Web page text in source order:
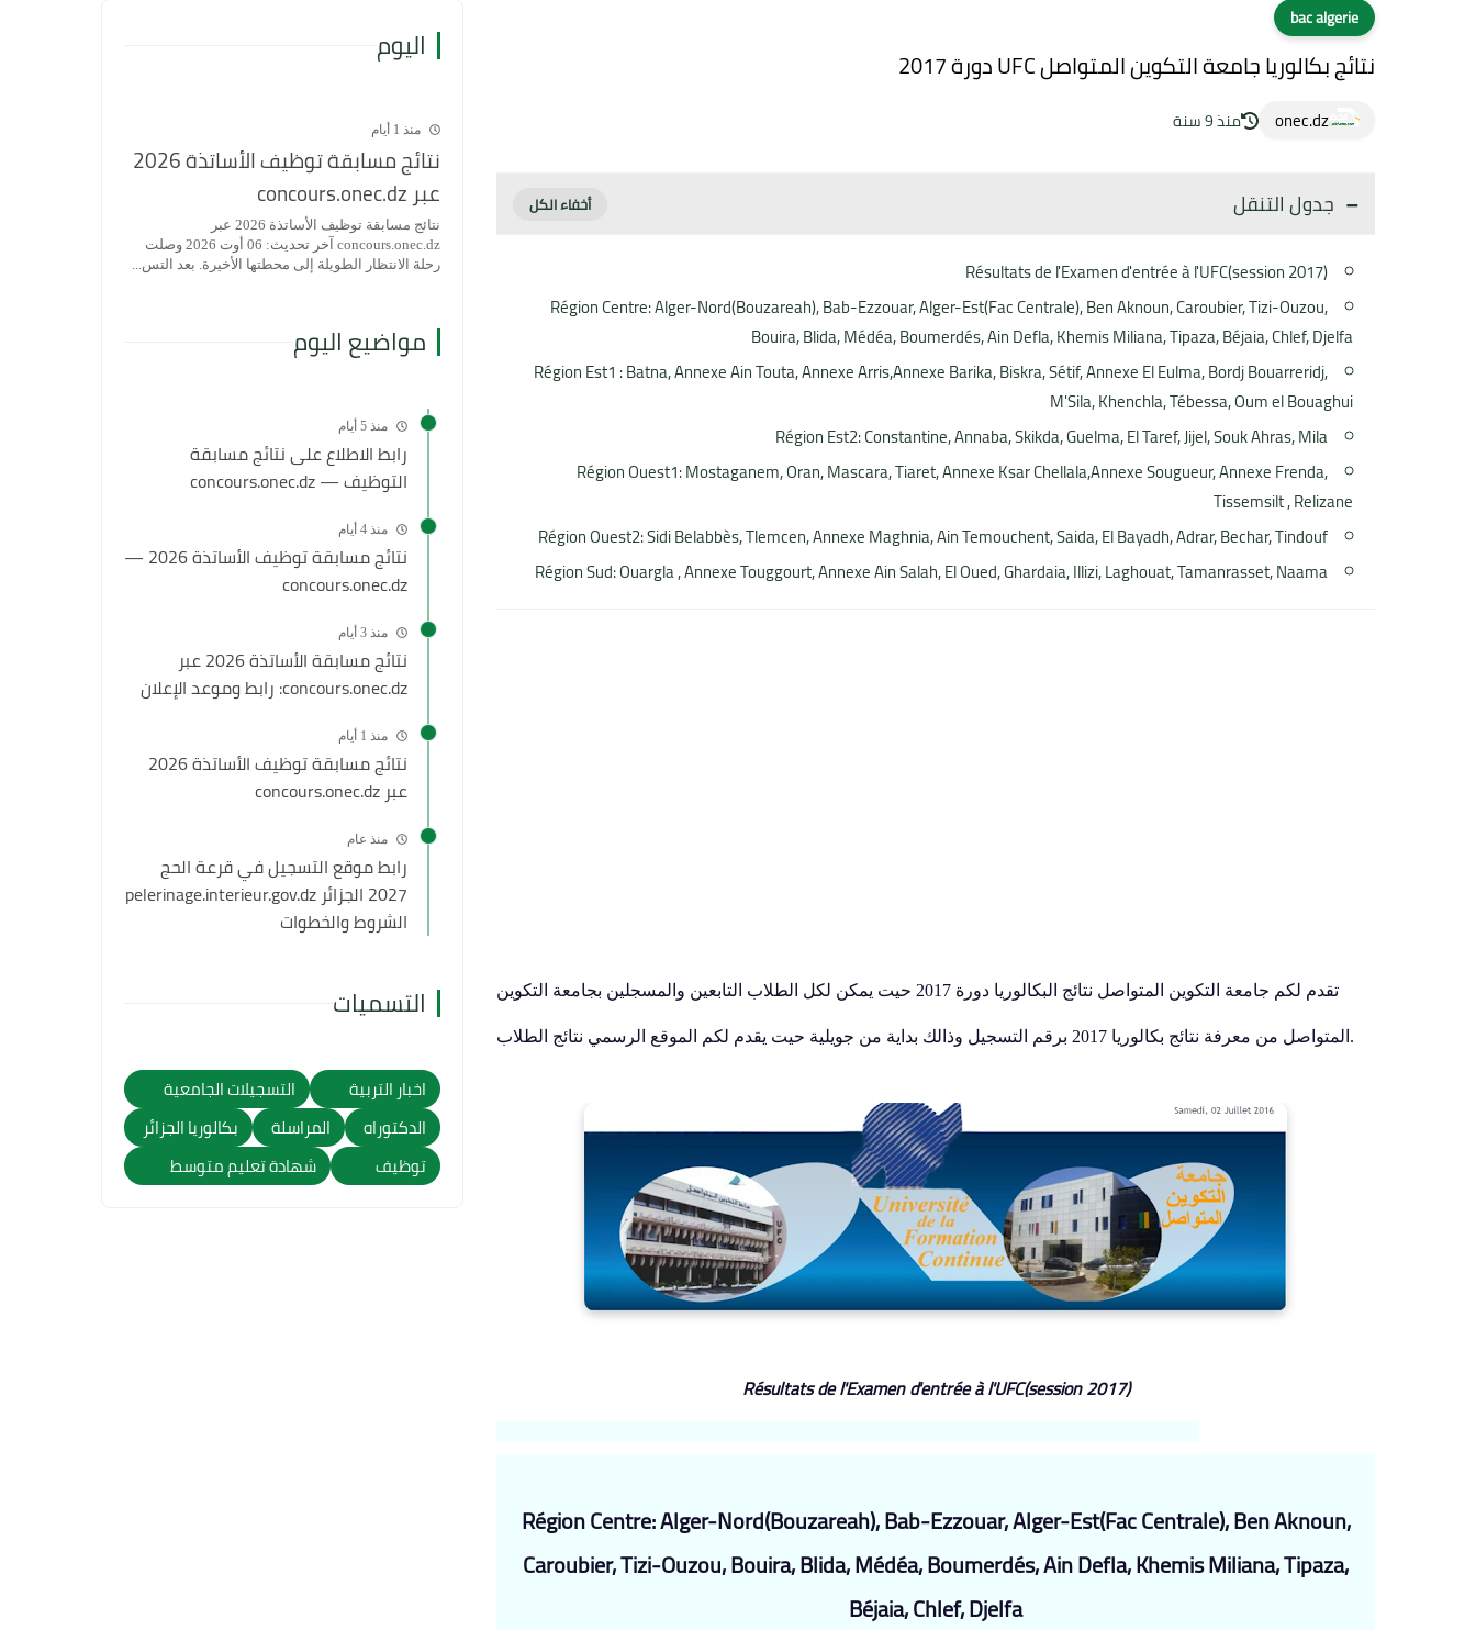
bac algerie
نتائج بكالوريا جامعة التكوين المتواصل UFC دورة 2017
onec.dz منذ 9 سنة
جدول التنقل
Résultats de l'Examen d'entrée à l'UFC(session 2017)
Région Centre: Alger-Nord(Bouzareah), Bab-Ezzouar, Alger-Est(Fac Centrale), Ben Aknoun, Caroubier, Tizi-Ouzou,
Bouira, Blida, Médéa, Boumerdés, Ain Defla, Khemis Miliana, Tipaza, Béjaia, Chlef, Djelfa
Région Est1 : Batna, Annexe Ain Touta, Annexe Arris,Annexe Barika, Biskra, Sétif, Annexe El Eulma, Bordj Bouarreridj,
M'Sila, Khenchla, Tébessa, Oum el Bouaghui
Région Est2: Constantine, Annaba, Skikda, Guelma, El Taref, Jijel, Souk Ahras, Mila
Région Ouest1: Mostaganem, Oran, Mascara, Tiaret, Annexe Ksar Chellala,Annexe Sougueur, Annexe Frenda,
Tissemsilt , Relizane
Région Ouest2: Sidi Belabbès, Tlemcen, Annexe Maghnia, Ain Temouchent, Saida, El Bayadh, Adrar, Bechar, Tindouf
Région Sud: Ouargla , Annexe Touggourt, Annexe Ain Salah, El Oued, Ghardaia, Illizi, Laghouat, Tamanrasset, Naama
تقدم لكم جامعة التكوين المتواصل نتائج البكالوريا دورة 2017 حيت يمكن لكل الطلاب التابعين والمسجلين بجامعة التكوين
المتواصل من معرفة نتائج بكالوريا 2017 برقم التسجيل وذالك بداية من جويلية حيت يقدم لكم الموقع الرسمي نتائج الطلاب.
Résultats de l'Examen d'entrée à l'UFC(session 2017)
Région Centre: Alger-Nord(Bouzareah), Bab-Ezzouar, Alger-Est(Fac Centrale), Ben Aknoun,
Caroubier, Tizi-Ouzou, Bouira, Blida, Médéa, Boumerdés, Ain Defla, Khemis Miliana, Tipaza,
Béjaia, Chlef, Djelfa
اليوم
منذ 1 أيام
نتائج مسابقة توظيف الأساتذة 2026
عبر concours.onec.dz
نتائج مسابقة توظيف الأساتذة 2026 عبر
concours.onec.dz آخر تحديث: 06 أوت 2026 وصلت
رحلة الانتظار الطويلة إلى محطتها الأخيرة. بعد التس...
مواضيع اليوم
منذ 5 أيام
رابط الاطلاع على نتائج مسابقة
التوظيف — concours.onec.dz
منذ 4 أيام
نتائج مسابقة توظيف الأساتذة 2026 —
concours.onec.dz
منذ 3 أيام
نتائج مسابقة الأساتذة 2026 عبر
concours.onec.dz: رابط وموعد الإعلان
منذ 1 أيام
نتائج مسابقة توظيف الأساتذة 2026
عبر concours.onec.dz
منذ عام
رابط موقع التسجيل في قرعة الحج
2027 الجزائر pelerinage.interieur.gov.dz
الشروط والخطوات
التسميات
اخبار التربية
التسجيلات الجامعية
الدكتوراه
المراسلة
بكالوريا الجزائر
توظيف
شهادة تعليم متوسط